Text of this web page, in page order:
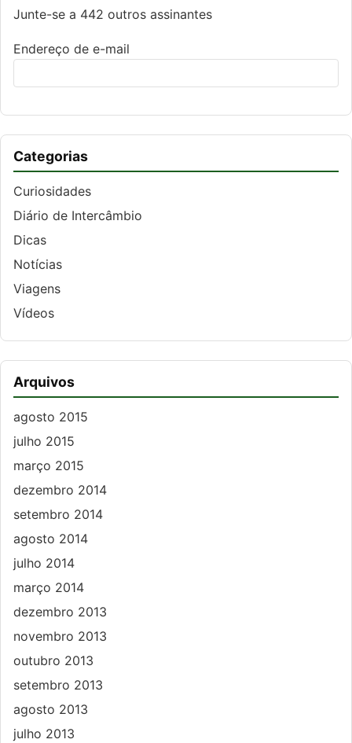
Junte-se a 442 outros assinantes
Endereço de e-mail
Categorias
Curiosidades
Diário de Intercâmbio
Dicas
Notícias
Viagens
Vídeos
Arquivos
agosto 2015
julho 2015
março 2015
dezembro 2014
setembro 2014
agosto 2014
julho 2014
março 2014
dezembro 2013
novembro 2013
outubro 2013
setembro 2013
agosto 2013
julho 2013